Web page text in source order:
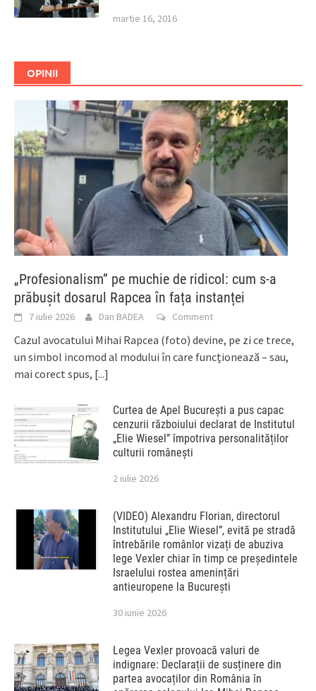
martie 16, 2016
OPINII
„Profesionalism” pe muchie de ridicol: cum s-a
prăbușit dosarul Rapcea în fața instanței
7 iulie 2026 Dan BADEA Comment
Cazul avocatului Mihai Rapcea (foto) devine, pe zi ce trece,
un simbol incomod al modului în care funcționează – sau,
mai corect spus, [...]
Curtea de Apel București a pus capac
cenzurii războiului declarat de Institutul
„Elie Wiesel” împotriva personalităților
culturii românești
2 iulie 2026
(VIDEO) Alexandru Florian, directorul
Institutului „Elie Wiesel”, evită pe stradă
întrebările românlor vizați de abuziva
lege Vexler chiar în timp ce președintele
Israelului rostea amenințări
antieuropene la București
30 iunie 2026
Legea Vexler provoacă valuri de
indignare: Declarații de susținere din
partea avocaților din România în